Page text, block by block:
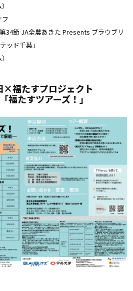
第34節 JA全農あきた Presents ブラウブリ
ッド千葉 」
×福たすプロジェクト
たすツアーズ！」